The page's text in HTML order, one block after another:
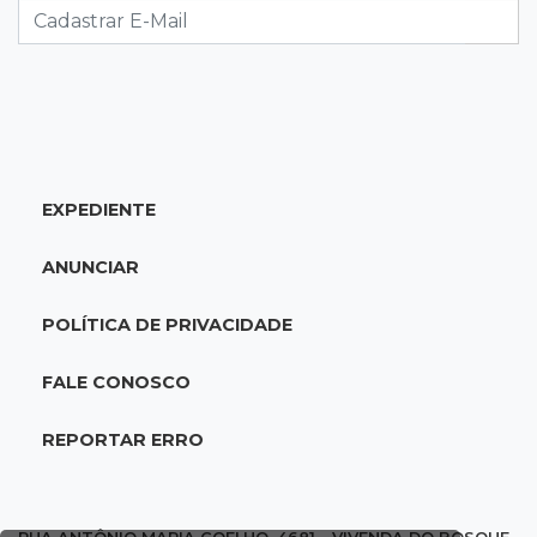
por ex-companheiro de amiga
08:37Agendão de partidas
domingo de Dia dos Pais
O enorme peso dos genes na obesidade
08:26O que ficou de quem partiu
EXPEDIENTE
ANUNCIAR
POLÍTICA DE PRIVACIDADE
FALE CONOSCO
REPORTAR ERRO